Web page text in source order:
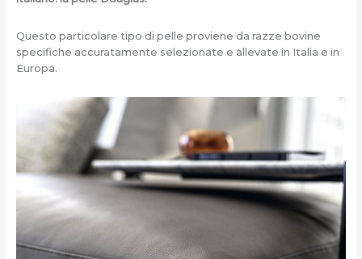
Questo particolare tipo di pelle proviene da razze bovine
specifiche accuratamente selezionate e allevate in Italia e in
Europa.